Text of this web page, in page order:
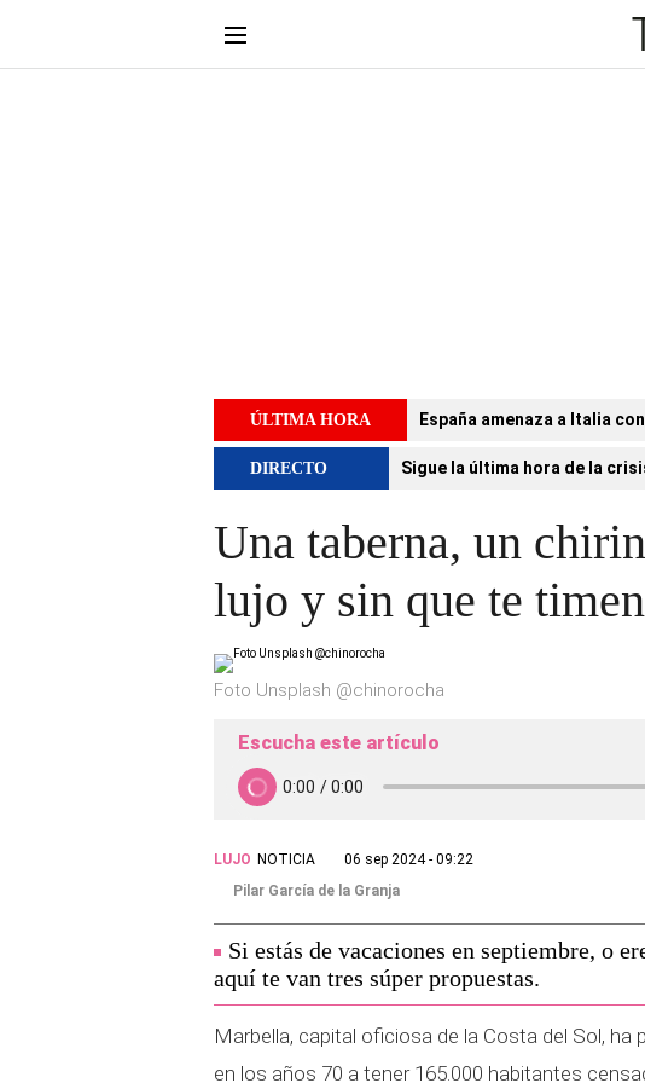
ÚLTIMA HORA España amenaza a Italia
DIRECTO Sigue la última hora de la
Una taberna, un
lujo y sin que te
Foto Unsplash @chinorocha
Escucha este artículo
LUJO NOTICIA
06 sep 2024 - 09:22
Pilar García de la Granja
Si estás de vacaciones en septiembre, o
aquí te van tres súper propuestas.
Marbella, capital oficiosa de la Costa del Sol,
en los años 70 a tener 165.000 habitantes